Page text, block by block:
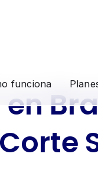
funciona
en